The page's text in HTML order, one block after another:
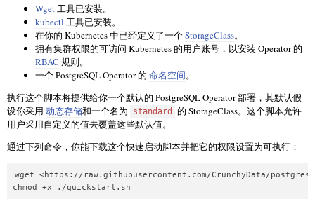
Wget工具已安装。
kubectl 工具已安装。
在你的 Kubernetes 中已经定义了一个StorageClass。
拥有集群权限的可访问 Kubernetes 的用户账号，以安装 Operator 的
RBAC 规则。
一个 PostgreSQL Operator 的 命名空间。
执行这个脚本将提供给你一个默认的 PostgreSQL Operator 部署，其默认假
设你采用 动态存储和一个名为 standard
的 StorageClass。这个脚本允许
用户采用自定义的值去覆盖这些默认值。
通过下列命令，你能下载这个快速启动脚本并把它的权限设置为可执行：
wget <https://raw.githubusercontent.com/CrunchyData/
chmod +x ./quickstart.sh